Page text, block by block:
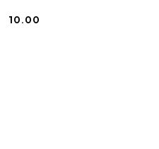
Cena:
10.00